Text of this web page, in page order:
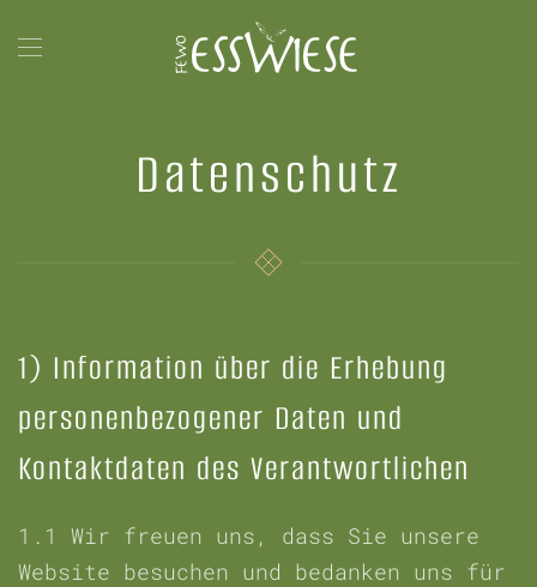
Zum Hauptinhalt springen
Datenschutz
1) Information über die Erhebung
personenbezogener Daten und
Kontaktdaten des Verantwortlichen
1.1
Wir freuen uns, dass Sie unsere
Website besuchen und bedanken uns für